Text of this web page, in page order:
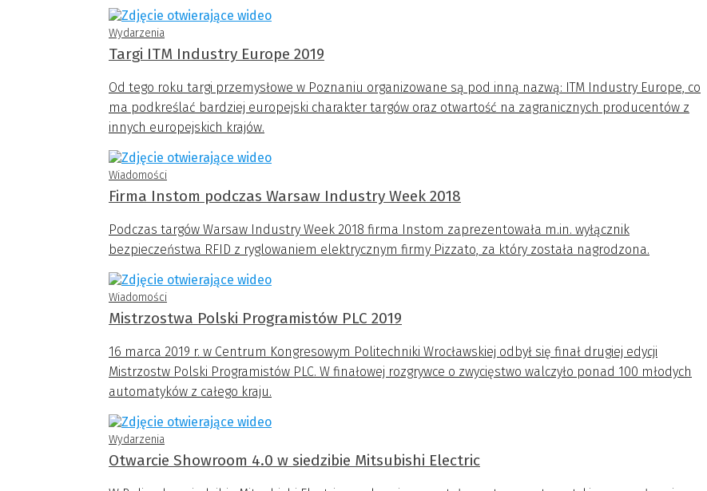
Wydarzenia
Targi ITM Industry Europe 2019
Od tego roku targi przemysłowe w Poznaniu organizowane są pod inną nazwą: ITM Industry Europe, co
ma podkreślać bardziej europejski charakter targów oraz otwartość na zagranicznych producentów z
innych europejskich krajów.
Wiadomości
Firma Instom podczas Warsaw Industry Week 2018
Podczas targów Warsaw Industry Week 2018 firma Instom zaprezentowała m.in. wyłącznik
bezpieczeństwa RFID z ryglowaniem elektrycznym firmy Pizzato, za który została nagrodzona.
Wiadomości
Mistrzostwa Polski Programistów PLC 2019
16 marca 2019 r. w Centrum Kongresowym Politechniki Wrocławskiej odbył się finał drugiej edycji
Mistrzostw Polski Programistów PLC. W finałowej rozgrywce o zwycięstwo walczyło ponad 100 młodych
automatyków z całego kraju.
Wydarzenia
Otwarcie Showroom 4.0 w siedzibie Mitsubishi Electric